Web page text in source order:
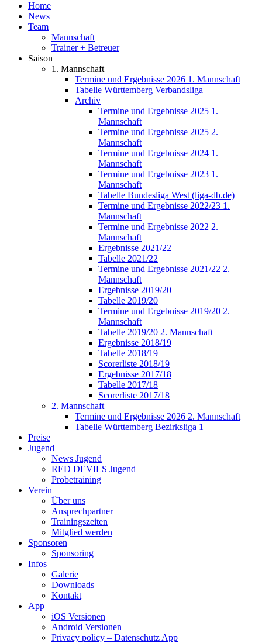
Home
News
Team
Mannschaft
Trainer + Betreuer
Saison
1. Mannschaft
Termine und Ergebnisse 2026 1. Mannschaft
Tabelle Württemberg Verbandsliga
Archiv
Termine und Ergebnisse 2025 1.
Mannschaft
Termine und Ergebnisse 2025 2.
Mannschaft
Termine und Ergebnisse 2024 1.
Mannschaft
Termine und Ergebnisse 2023 1.
Mannschaft
Tabelle Bundesliga West (liga-db.de)
Termine und Ergebnisse 2022/23 1.
Mannschaft
Termine und Ergebnisse 2022 2.
Mannschaft
Ergebnisse 2021/22
Tabelle 2021/22
Termine und Ergebnisse 2021/22 2.
Mannschaft
Ergebnisse 2019/20
Tabelle 2019/20
Termine und Ergebnisse 2019/20 2.
Mannschaft
Tabelle 2019/20 2. Mannschaft
Ergebnisse 2018/19
Tabelle 2018/19
Scorerliste 2018/19
Ergebnisse 2017/18
Tabelle 2017/18
Scorerliste 2017/18
2. Mannschaft
Termine und Ergebnisse 2026 2. Mannschaft
Tabelle Württemberg Bezirksliga 1
Preise
Jugend
News Jugend
RED DEVILS Jugend
Probetraining
Verein
Über uns
Ansprechpartner
Trainingszeiten
Mitglied werden
Sponsoren
Sponsoring
Infos
Galerie
Downloads
Kontakt
App
iOS Versionen
Android Versionen
Privacy policy – Datenschutz App